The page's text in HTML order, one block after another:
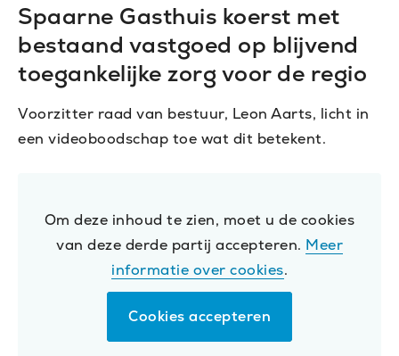
Spaarne Gasthuis koerst met
bestaand vastgoed op blijvend
toegankelijke zorg voor de regio
Voorzitter raad van bestuur, Leon Aarts, licht in
een videoboodschap toe wat dit betekent.
Om deze inhoud te zien, moet u de cookies
van deze derde partij accepteren. Meer
informatie over cookies.
Cookies accepteren